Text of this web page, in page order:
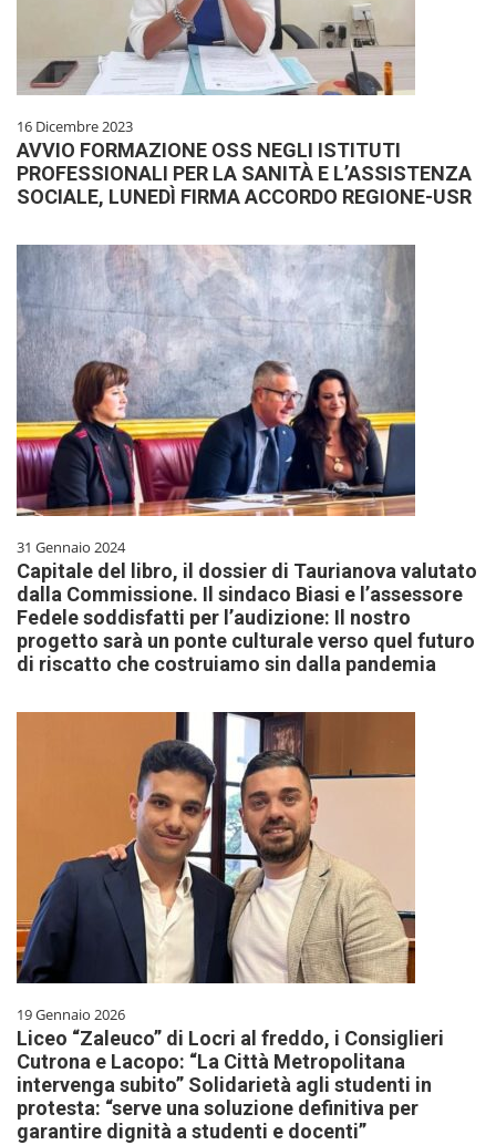
16 Dicembre 2023
AVVIO FORMAZIONE OSS NEGLI ISTITUTI
PROFESSIONALI PER LA SANITÀ E L’ASSISTENZA
SOCIALE, LUNEDÌ FIRMA ACCORDO REGIONE-USR
31 Gennaio 2024
Capitale del libro, il dossier di Taurianova valutato
dalla Commissione. Il sindaco Biasi e l’assessore
Fedele soddisfatti per l’audizione: Il nostro
progetto sarà un ponte culturale verso quel futuro
di riscatto che costruiamo sin dalla pandemia
19 Gennaio 2026
Liceo “Zaleuco” di Locri al freddo, i Consiglieri
Cutrona e Lacopo: “La Città Metropolitana
intervenga subito” Solidarietà agli studenti in
protesta: “serve una soluzione definitiva per
garantire dignità a studenti e docenti”